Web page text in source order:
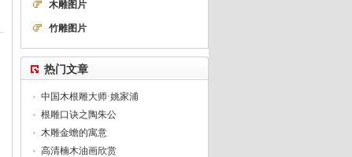
木雕图片
竹雕图片
热门文章
中国木根雕大师·姚家浦
根雕口诀之陶朱公
木雕金蟾的寓意
高清楠木油画欣赏